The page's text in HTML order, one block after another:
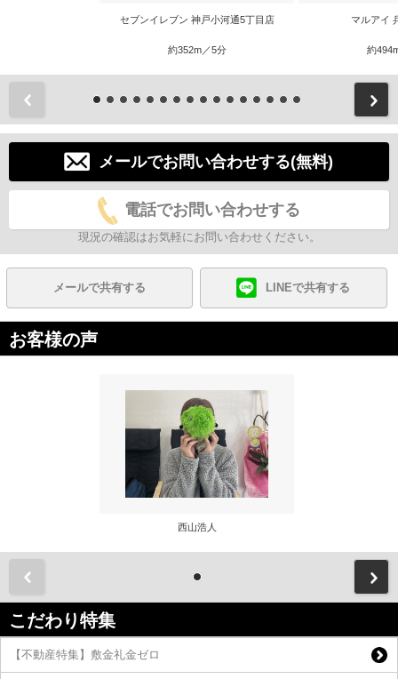
セブンイレブン 神戸小河通5丁目店
約352m／5分
マルアイ
約
メールでお問い合わせする(無料)
電話でお問い合わせする
現況の確認はお気軽にお問い合わせください。
メールで共有する LINEで共有する
お客様の声
西山浩人
こだわり特集
【不動産特集】敷金礼金ゼロ